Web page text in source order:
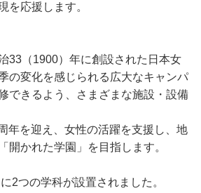
を応援します。
33（1900）年に創設された日本女
の変化を感じられる広大なキャンパ
できるよう、さまざまな施設・設備
年を迎え、女性の活躍を支援し、地
開かれた学園」を目指します。
2つの学科が設置されました。